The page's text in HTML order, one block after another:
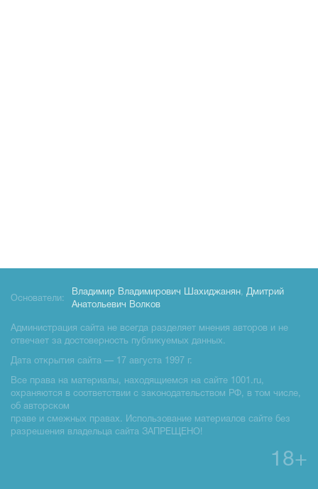
Основатели:
Владимир Владимирович Шахиджанян, Дмитрий
Анатольевич Волков
Администрация сайта не всегда разделяет мнения авторов и не
отвечает за достоверность публикуемых данных.
Дата открытия сайта — 17 августа 1997 г.
Все права на материалы, находящиемся на сайте 1001.ru,
охраняются в соответствии с законодательством РФ, в том числе,
об авторском
праве и смежных правах. Использование материалов сайте без
разрешения владельца сайта ЗАПРЕЩЕНО!
18+